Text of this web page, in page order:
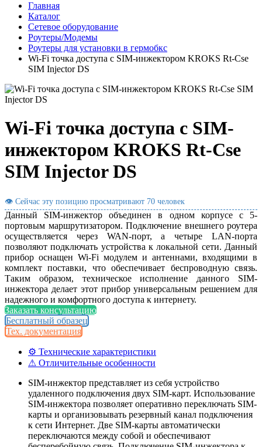
Главная
Каталог
Сетевое оборудование
Роутеры/Модемы
Роутеры для установки в гермобкс
Wi-Fi точка доступа с SIM-инжектором KROKS Rt-Cse
SIM Injector DS
Wi-Fi точка доступа с SIM-
инжектором KROKS Rt-Cse
SIM Injector DS
👁 Сейчас эту позицию просматривают 70 человек
Данный SIM-инжектор объединен в одном корпусе с 5-
портовым маршрутизатором. Подключение внешнего роутера
осуществляется через WAN-порт, а четыре LAN-порта
позволяют подключать устройства к локальной сети. Данный
прибор оснащен Wi-Fi модулем и антеннами, входящими в
комплект поставки, что обеспечивает беспроводную связь.
Таким образом, техническое исполнение данного SIM-
инжектора делает этот прибор универсальным решением для
надежного и комфортного доступа к интернету.
Заказать консультацию
Бесплатный образец
Тех. документация
⚙ Технические характеристики
⚠ Отличительные особенности
SIM-инжектор представляет из себя устройство
удаленного подключения двух SIM-карт. Использование
SIM-инжектора позволяет оперативно переключать SIM-
карты и организовывать резервный канал подключения
к сети Интернет. Две SIM-карты автоматически
переключаются между собой и обеспечивают